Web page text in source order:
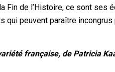
Fin de l’Histoire, ce sont ses
qui peuvent paraître incongrus
française, de Patricia